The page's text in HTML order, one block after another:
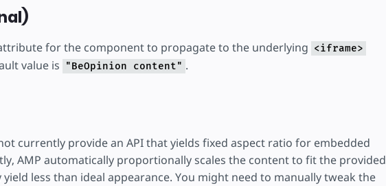
for the component to propagate to the underlying <iframe>
value is "BeOpinion content" .
currently provide an API that yields fixed aspect ratio for embedded
AMP automatically proportionally scales the content to fit the provided
yield less than ideal appearance. You might need to manually tweak the